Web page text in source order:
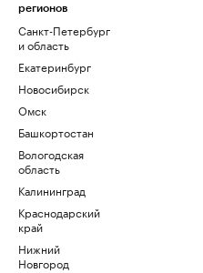
регионов
Санкт-Петербург
и область
Екатеринбург
Новосибирск
Омск
Башкортостан
Вологодская
область
Калининград
Краснодарский
край
Нижний
Новгород